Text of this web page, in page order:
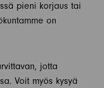
pieni korjaus tai
on
jotta
Voit myös kysyä